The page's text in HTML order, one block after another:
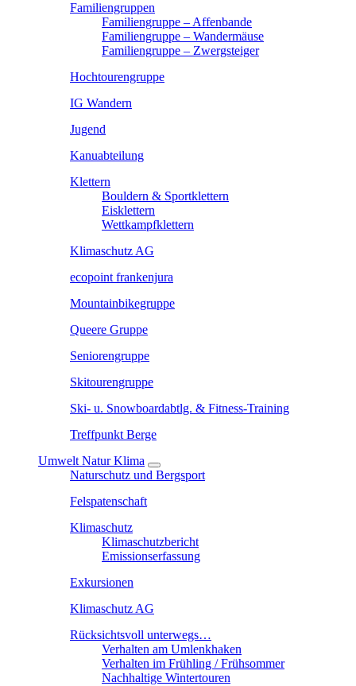
Familiengruppen
Familiengruppe – Affenbande
Familiengruppe – Wandermäuse
Familiengruppe – Zwergsteiger
Hochtourengruppe
IG Wandern
Jugend
Kanuabteilung
Klettern
Bouldern & Sportklettern
Eisklettern
Wettkampfklettern
Klimaschutz AG
ecopoint frankenjura
Mountainbikegruppe
Queere Gruppe
Seniorengruppe
Skitourengruppe
Ski- u. Snowboardabtlg. & Fitness-Training
Treffpunkt Berge
Umwelt Natur Klima
Naturschutz und Bergsport
Felspatenschaft
Klimaschutz
Klimaschutzbericht
Emissionserfassung
Exkursionen
Klimaschutz AG
Rücksichtsvoll unterwegs…
Verhalten am Umlenkhaken
Verhalten im Frühling / Frühsommer
Nachhaltige Wintertouren